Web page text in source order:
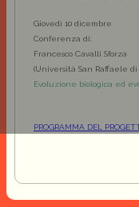
Giovedì 10 dicembre
Conferenza di:
Francesco Cavalli Sforza
(Università San Raffaele di
Evoluzione biologica ed
PROGRAMMA DEL